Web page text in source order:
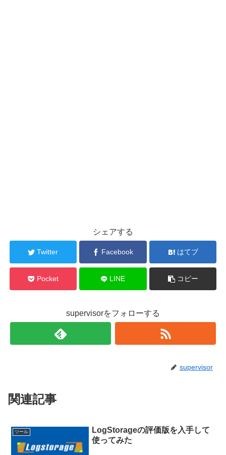
シェアする
Twitter Facebook はてブ
Pocket LINE コピー
supervisorをフォローする
supervisor
関連記事
ツール
LogStorageの評価版を入手して
使ってみた